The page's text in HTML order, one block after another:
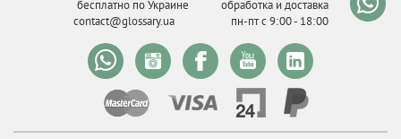
бесплатно по Украине
contact@glossary.ua
обработка и доставка
пн-пт с 9:00 - 18:00